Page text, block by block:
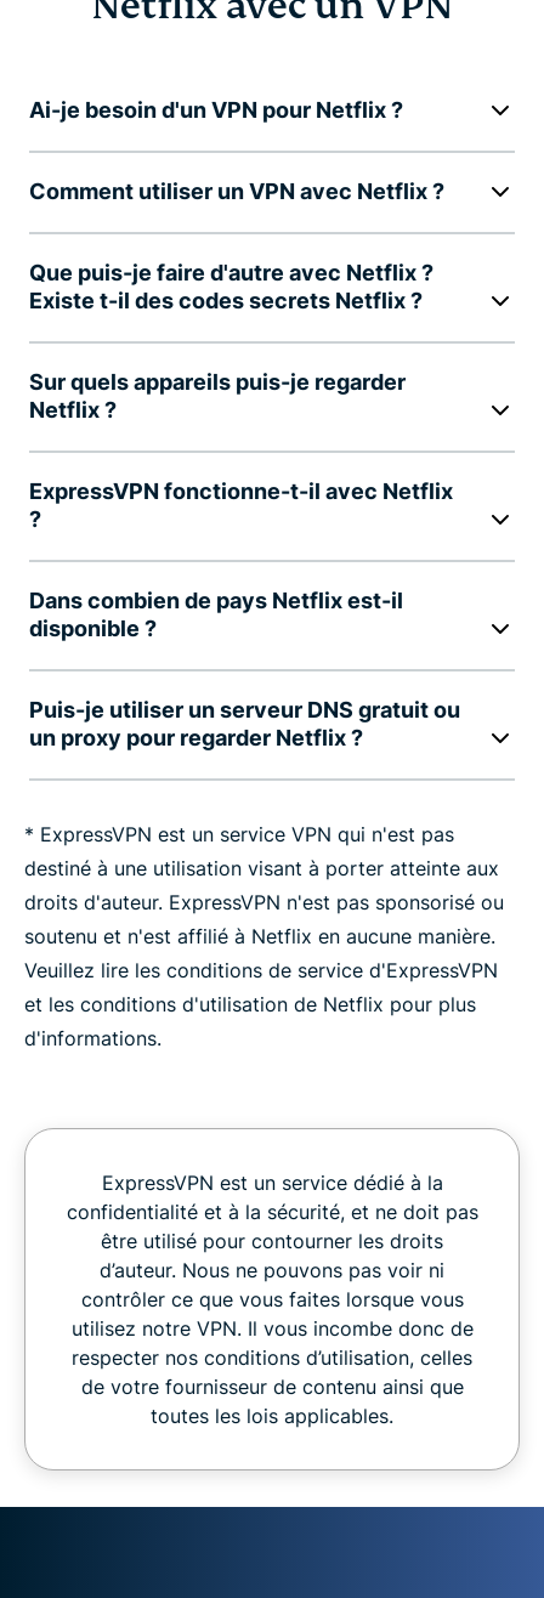
Ai-je besoin d'un VPN pour Netflix ?
Comment utiliser un VPN avec Netflix ?
Que puis-je faire d'autre avec Netflix ?
Existe t-il des codes secrets Netflix ?
Sur quels appareils puis-je regarder
Netflix ?
ExpressVPN fonctionne-t-il avec Netflix
?
Dans combien de pays Netflix est-il
disponible ?
Puis-je utiliser un serveur DNS gratuit ou
un proxy pour regarder Netflix ?
* ExpressVPN est un service VPN qui n'est pas
destiné à une utilisation visant à porter atteinte aux
droits d'auteur. ExpressVPN n'est pas sponsorisé ou
soutenu et n'est affilié à Netflix en aucune manière.
Veuillez lire les conditions de service d'ExpressVPN
et les conditions d'utilisation de Netflix pour plus
d'informations.
ExpressVPN est un service dédié à la
confidentialité et à la sécurité, et ne doit pas
être utilisé pour contourner les droits
d’auteur. Nous ne pouvons pas voir ni
contrôler ce que vous faites lorsque vous
utilisez notre VPN. Il vous incombe donc de
respecter nos conditions d’utilisation, celles
de votre fournisseur de contenu ainsi que
toutes les lois applicables.